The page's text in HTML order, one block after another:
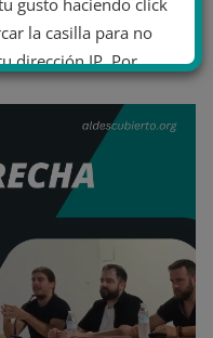
gusto haciendo click
la casilla para no
dirección IP. Por
Política de cookies